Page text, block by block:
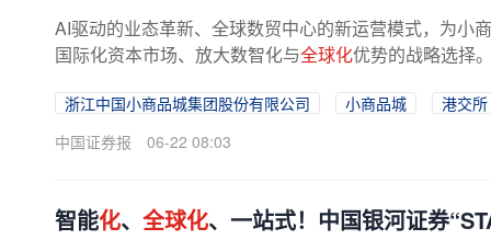
AI驱动的业态革新、全球数贸中心的新运营模式，为小
国际化资本市场、放大数智化与全球化优势的战略选择
浙江中国小商品城集团股份有限公司 小商品城
港交所
中国证券报
06-22 08:03
智能化、 全球化、一站式！中国银河证券